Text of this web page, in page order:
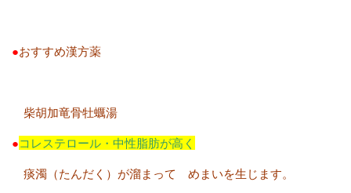
●おすすめ漢方薬
柴胡加竜骨牡蠣湯
●コレステロール・中性脂肪が高く
痰濁（たんだく）が溜まって めまいを生じます。